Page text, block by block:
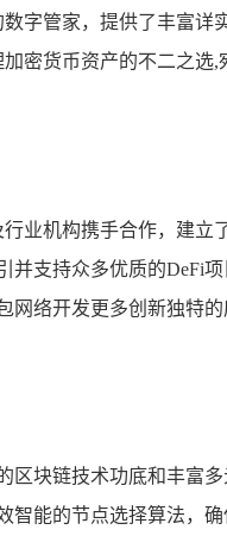
字管家，提供了丰富详
密货币资产的不二之选
行业机构携手合作，建立
支持众多优质的DeFi
络开发更多创新独特
块链技术功底和丰富
能的节点选择算法，